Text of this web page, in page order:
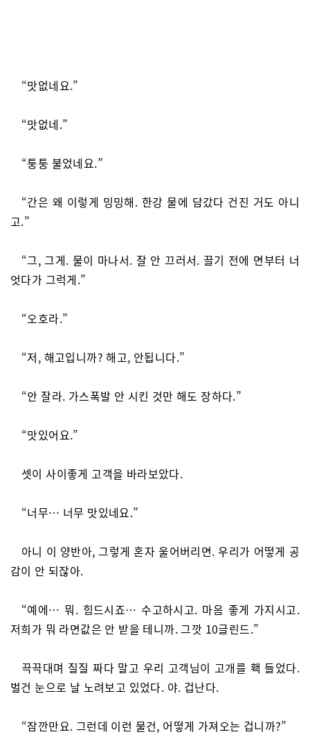
“맛없네요.”
“맛없네.”
“퉁퉁 불었네요.”
“간은 왜 이렇게 밍밍해. 한강 물에 담갔다 건진 거도 아니
고.”
“그, 그게. 물이 마나서. 잘 안 끄러서. 끌기 전에 면부터 너
엇다가 그럭게.”
“오호라.”
“저, 해고입니까? 해고, 안됩니다.”
“안 잘라. 가스폭발 안 시킨 것만 해도 장하다.”
“맛있어요.”
셋이 사이좋게 고객을 바라보았다.
“너무… 너무 맛있네요.”
아니 이 양반아, 그렇게 혼자 울어버리면. 우리가 어떻게 공
감이 안 되잖아.
“예에… 뭐. 힘드시죠… 수고하시고. 마음 좋게 가지시고.
저희가 뭐 라면값은 안 받을 테니까. 그깟 10글린드.”
끅끅대며 질질 짜다 말고 우리 고객님이 고개를 홱 들었다.
벌건 눈으로 날 노려보고 있었다. 야. 겁난다.
“잠깐만요. 그런데 이런 물건, 어떻게 가져오는 겁니까?”